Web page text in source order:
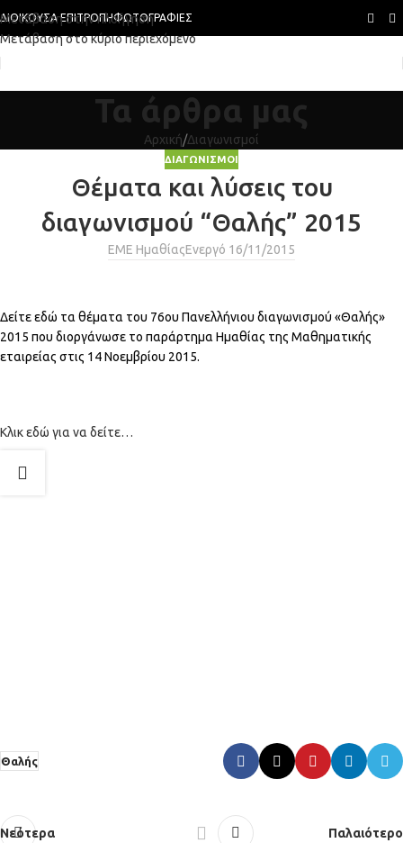
Μετάβαση στην πλοήγηση
Μετάβαση στο κύριο περιεχόμενο
ΔΙΟΙΚΟΎΣΑ ΕΠΙΤΡΟΠΉΦΩΤΟΓΡΑΦΊΕΣ
Τα άρθρα μας
Αρχική Διαγωνισμοί
ΔΙΑΓΩΝΙΣΜΟΊ
Θέματα και λύσεις του
διαγωνισμού “Θαλής” 2015
ΕΜΕ ΗμαθίαςΕνεργό 16/11/2015
Δείτε εδώ τα θέματα του 76ου Πανελλήνιου διαγωνισμού «Θαλής»
2015 που διοργάνωσε το παράρτημα Ημαθίας της Μαθηματικής
εταιρείας στις 14 Νοεμβρίου 2015.
Κλικ εδώ για να δείτε…
Θαλής
Νεότερα Παλαιότερο